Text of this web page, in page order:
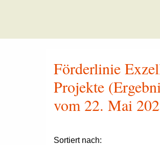
Förderlinie
Projekte
vom 22. Mai
Sortiert nach: